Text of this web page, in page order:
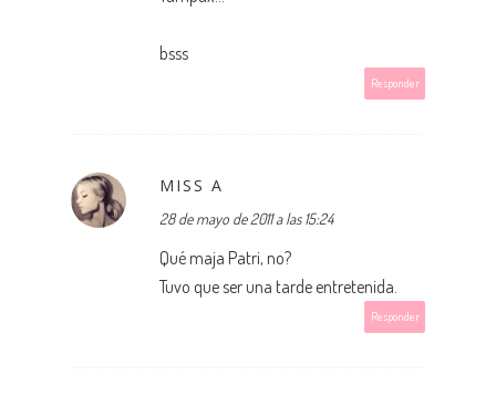
bsss
Responder
MISS A
28 de mayo de 2011 a las 15:24
Qué maja Patri, no?
Tuvo que ser una tarde entretenida.
Responder